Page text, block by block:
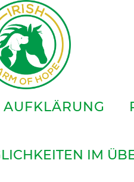
AUFKLÄRUNG
IM